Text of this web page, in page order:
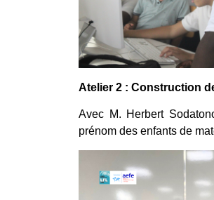
Atelier 2 : Construction
Avec M. Herbert
prénom des enfants de